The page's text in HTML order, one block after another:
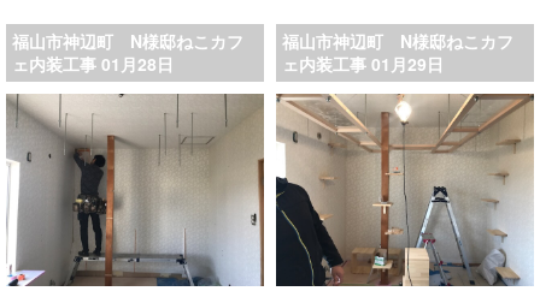
福山市神辺町 N様邸ねこカフ
ェ内装工事 01月28日
福山市神辺町 N様邸ねこカフ
ェ内装工事 01月29日